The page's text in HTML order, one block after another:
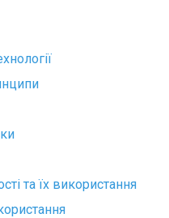
та їх використання